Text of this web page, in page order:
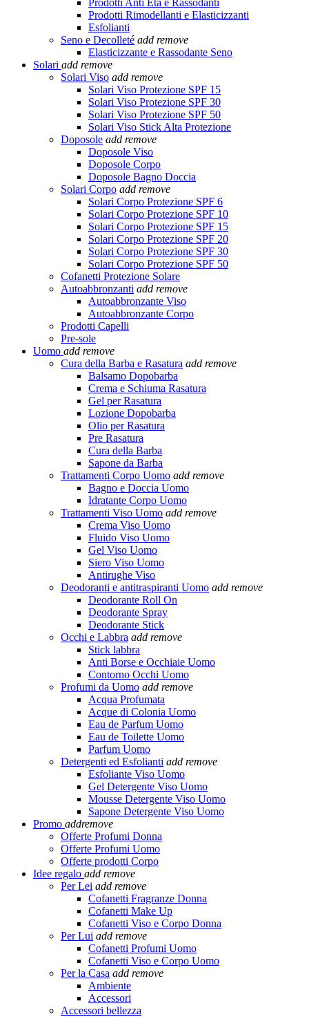
Prodotti Anti Età e Rassodanti
Prodotti Rimodellanti e Elasticizzanti
Esfolianti
Seno e Decolleté add remove
Elasticizzante e Rassodante Seno
Solari add remove
Solari Viso add remove
Solari Viso Protezione SPF 15
Solari Viso Protezione SPF 30
Solari Viso Protezione SPF 50
Solari Viso Stick Alta Protezione
Doposole add remove
Doposole Viso
Doposole Corpo
Doposole Bagno Doccia
Solari Corpo add remove
Solari Corpo Protezione SPF 6
Solari Corpo Protezione SPF 10
Solari Corpo Protezione SPF 15
Solari Corpo Protezione SPF 20
Solari Corpo Protezione SPF 30
Solari Corpo Protezione SPF 50
Cofanetti Protezione Solare
Autoabbronzanti add remove
Autoabbronzante Viso
Autoabbronzante Corpo
Prodotti Capelli
Pre-sole
Uomo add remove
Cura della Barba e Rasatura add remove
Balsamo Dopobarba
Crema e Schiuma Rasatura
Gel per Rasatura
Lozione Dopobarba
Olio per Rasatura
Pre Rasatura
Cura della Barba
Sapone da Barba
Trattamenti Corpo Uomo add remove
Bagno e Doccia Uomo
Idratante Corpo Uomo
Trattamenti Viso Uomo add remove
Crema Viso Uomo
Fluido Viso Uomo
Gel Viso Uomo
Siero Viso Uomo
Antirughe Viso
Deodoranti e antitraspiranti Uomo add remove
Deodorante Roll On
Deodorante Spray
Deodorante Stick
Occhi e Labbra add remove
Stick labbra
Anti Borse e Occhiaie Uomo
Contorno Occhi Uomo
Profumi da Uomo add remove
Acqua Profumata
Acque di Colonia Uomo
Eau de Parfum Uomo
Eau de Toilette Uomo
Parfum Uomo
Detergenti ed Esfolianti add remove
Esfoliante Viso Uomo
Gel Detergente Viso Uomo
Mousse Detergente Viso Uomo
Sapone Detergente Viso Uomo
Promo addremove
Offerte Profumi Donna
Offerte Profumi Uomo
Offerte prodotti Corpo
Idee regalo add remove
Per Lei add remove
Cofanetti Fragranze Donna
Cofanetti Make Up
Cofanetti Viso e Corpo Donna
Per Lui add remove
Cofanetti Profumi Uomo
Cofanetti Viso e Corpo Uomo
Per la Casa add remove
Ambiente
Accessori
Accessori bellezza